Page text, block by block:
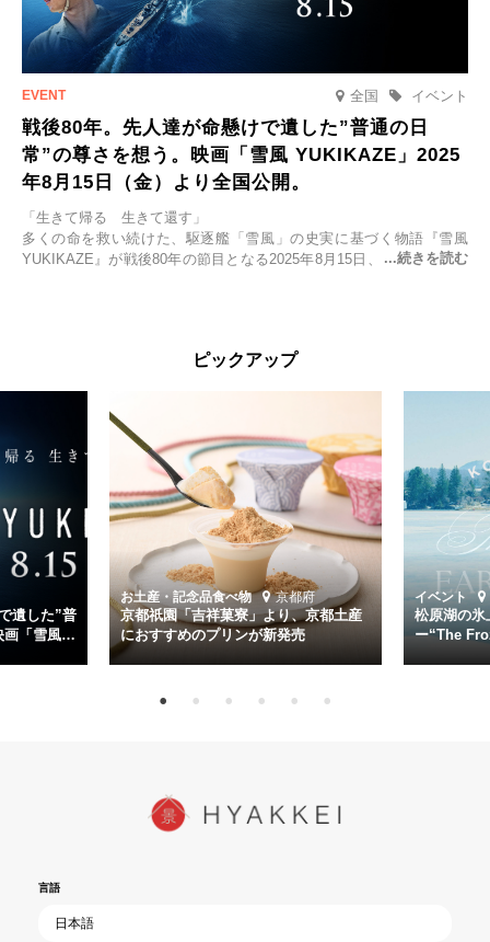
全国 イベント
戦後80年。先人達が命懸けで遺した”普通の日
常”の尊さを想う。映画「雪風 YUKIKAZE」2025
年8月15日（金）より全国公開。
「生きて帰る 生きて還す」
多くの命を救い続けた、駆逐艦「雪風」の史実に基づく物語『雪風
YUKIKAZE』が戦後80年の節目となる2025年8月15日、全国公開され
くの仲間の命を救い帰還させ、戦後まで生き抜き「幸運艦」と呼ばれ
主演は「雪風」の艦長・寺澤一利を演じる竹野内豊。先任伍長・早瀬
幸平を玉木宏が演じるほか、奥平大兼、田中麗奈、石丸幹二、益岡徹
など実力派俳優が共演。そして戦艦大和と運命を共にした帝国海軍・
第二艦隊司令長官、伊藤整一を中井貴一が圧倒的な存在感で演じ切
る。
時代が再び、分断と暴力に揺れる現代。本作は「同じ過ちを繰り返す
道を歩んではいないか」と、彼らが命をかけて守りたいと願っ
た”今”を生きる私達に問いかける。戦後80年、戦争の記憶が薄れゆく
今だからこそ、尊い平和の価値を未来に繋ぐ作品『雪風 YUKIKAZE』
を多くの方にご覧いただきたい。
ピックアップ
遺した”普
画「雪風
お土産・記念品食べ物 京都府
京都祇園「吉祥菓寮」より、京都土産
におすすめのプリンが新発売
イベント
松原湖の氷
ー“The
言語